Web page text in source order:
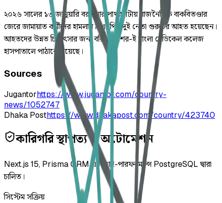
২০২৬ সালের ১৩ জানুয়ারি বরগুনার পাথরঘাটায় রাজনৈতিক বাকবিতণ্ডার
জেরে জামায়াত কর্মীদের হামলায় বিএনপির দুই নেতা গুরুতর আহত হয়েছেন।
আহতদের উন্নত চিকিৎসার জন্য বরিশাল শের-ই বাংলা মেডিকেল কলেজ
হাসপাতালে পাঠানো হয়েছে।
Sources
Jugantorhttps://www.jugantor.com/country-
news/1052747
Dhaka Posthttps://www.dhakapost.com/country/423740
কারিগরি স্থাপত্য ও অটোমেশন
Next.js 15, Prisma ORM এবং হাই-পারফরম্যান্স PostgreSQL দ্বারা
চালিত।
সিস্টেম সক্রিয়